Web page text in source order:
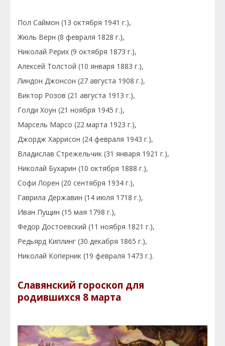
Пол Саймон (13 октября 1941 г.),
Жюль Верн (8 февраля 1828 г.),
Николай Рерих (9 октября 1873 г.),
Алексей Толстой (10 января 1883 г.),
Линдон Джонсон (27 августа 1908 г.),
Виктор Розов (21 августа 1913 г.),
Голди Хоун (21 ноября 1945 г.),
Марсель Марсо (22 марта 1923 г.),
Джордж Харрисон (24 февраля 1943 г.),
Владислав Стрежельчик (31 января 1921 г.),
Николай Бухарин (10 октября 1888 г.),
Софи Лорен (20 сентября 1934 г.),
Гаврила Державин (14 июля 1718 г.),
Иван Пущин (15 мая 1798 г.),
Федор Достоевский (11 ноября 1821 г.),
Редьярд Киплинг (30 декабря 1865 г.),
Николай Коперник (19 февраля 1473 г.).
Славянский гороскоп для
родившихся 8 марта